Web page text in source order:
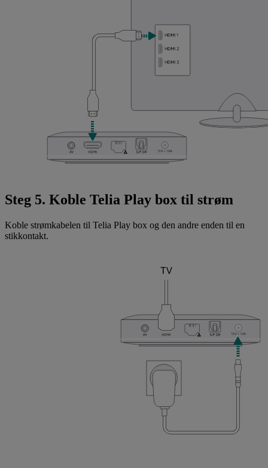
Steg 5. Koble Telia Play box til strøm
Koble strømkabelen til Telia Play box og den andre enden til en
stikkontakt.